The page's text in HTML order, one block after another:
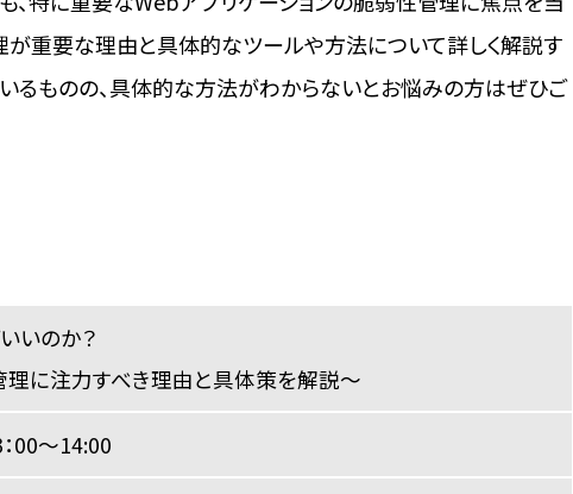
が重要な理由と具体的なツールや方法について詳しく解説す
るものの、具体的な方法がわからないとお悩みの方はぜひご
いのか？
に注力すべき理由と具体策を解説〜
00～14:00